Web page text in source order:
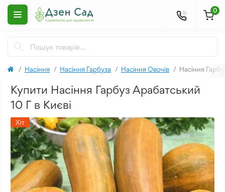
0
Насіння Насіння Гарбуза Насіння Овочів Насіння
Купити Насіння Гарбуз Арабатський
10 Г в Києві
Хіт